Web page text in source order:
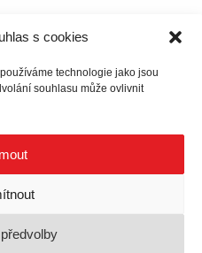
s cookies
technologie jako jsou
souhlasu může ovlivnit